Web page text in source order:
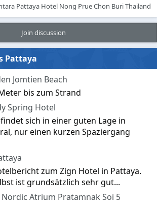
Pattaya Hotel Nong Prue Chon Buri Thailand
Join discussion
Pattaya
Jomtien Beach
bis zum Strand
Spring Hotel
sich in einer guten Lage in
nur einen kurzen Spaziergang
zum Zign Hotel in Pattaya.
ist grundsätzlich sehr gut...
Nordic Atrium Pratamnak Soi 5